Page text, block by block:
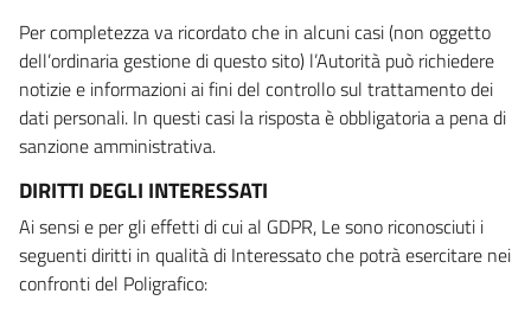
Per completezza va ricordato che in alcuni casi (non oggetto
dell’ordinaria gestione di questo sito) l’Autorità può richiedere
notizie e informazioni ai fini del controllo sul trattamento dei
dati personali. In questi casi la risposta è obbligatoria a pena di
sanzione amministrativa.
DIRITTI DEGLI INTERESSATI
Ai sensi e per gli effetti di cui al GDPR, Le sono riconosciuti i
seguenti diritti in qualità di Interessato che potrà esercitare nei
confronti del Poligrafico: